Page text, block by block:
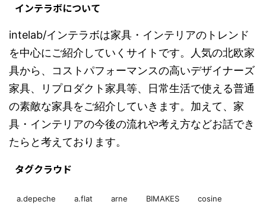
インテラボについて
intelab/インテラボは家具・インテリアのトレンド
を中心にご紹介していくサイトです。人気の北欧家
具から、コストパフォーマンスの高いデザイナーズ
家具、リプロダクト家具等、日常生活で使える普通
の素敵な家具をご紹介していきます。加えて、家
具・インテリアの今後の流れや考え方などお話でき
たらと考えております。
タグクラウド
a.depeche a.flat arne BIMAKES cosine